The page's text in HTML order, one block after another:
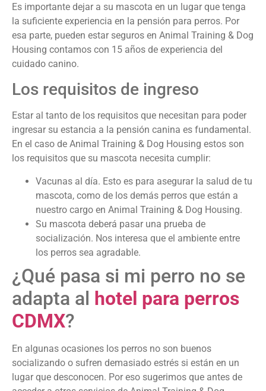
Es importante dejar a su mascota en un lugar que tenga
la suficiente experiencia en la pensión para perros. Por
esa parte, pueden estar seguros en Animal Training & Dog
Housing contamos con 15 años de experiencia del
cuidado canino.
Los requisitos de ingreso
Estar al tanto de los requisitos que necesitan para poder
ingresar su estancia a la pensión canina es fundamental.
En el caso de Animal Training & Dog Housing estos son
los requisitos que su mascota necesita cumplir:
Vacunas al día. Esto es para asegurar la salud de tu
mascota, como de los demás perros que están a
nuestro cargo en Animal Training & Dog Housing.
Su mascota deberá pasar una prueba de
socialización. Nos interesa que el ambiente entre
los perros sea agradable.
¿Qué pasa si mi perro no se
adapta al hotel para perros
CDMX?
En algunas ocasiones los perros no son buenos
socializando o sufren demasiado estrés si están en un
lugar que desconocen. Por eso sugerimos que antes de